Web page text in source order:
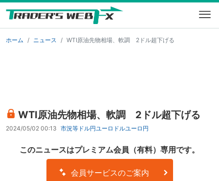
ホーム ニュース WTI原油先物相場、軟調 2ドル超下げる
WTI原油先物相場、軟調 2ドル超下げる
2024/05/02 00:13 市況等 ドル円ユーロドルユーロ円
このニュースはプレミアム会員（有料）専用です。
会員サービスのご案内